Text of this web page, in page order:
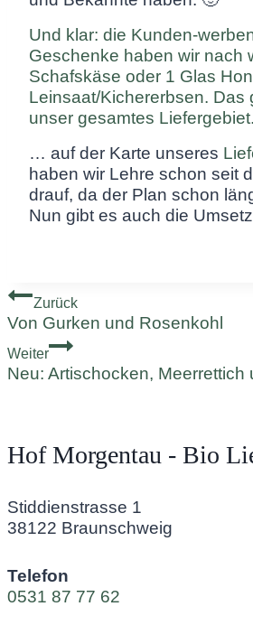
Und klar: die Kunden-
Geschenke haben wir nach
Schafskäse oder 1 Glas
Leinsaat/Kichererbsen. Das
unser gesamtes Liefergebiet.
… auf der Karte unseres
haben wir Lehre schon seit
drauf, da der Plan schon
Nun gibt es auch die
Beitragsnavigation
Zurück
Von Gurken und Rosenkohl
Weiter
Neu: Artischocken, Meerrettich
Hof Morgentau - Bio
Stiddienstrasse 1
38122 Braunschweig
Telefon
0531 87 77 62